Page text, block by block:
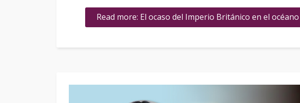
Read more: El ocaso del Imperio Británico en el